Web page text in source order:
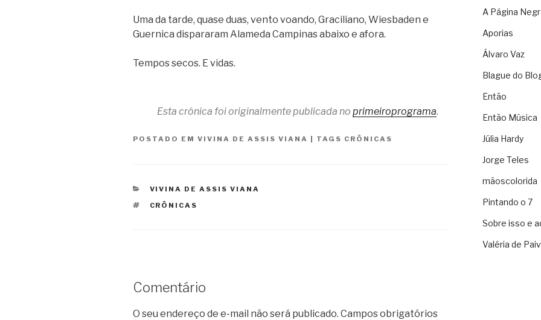
Uma da tarde, quase duas, vento voando, Graciliano, Wiesbaden e
Guernica dispararam Alameda Campinas abaixo e afora.
Tempos secos. E vidas.
Esta crônica foi originalmente publicada no primeiroprograma.
POSTADO EM VIVINA DE ASSIS VIANA | TAGS CRÔNICAS
CATEGORIAS
VIVINA DE ASSIS VIANA
TAGS
CRÔNICAS
Comentário
O seu endereço de e-mail não será publicado. Campos obrigatórios
A Página
Aporias
Álvaro Vaz
Blague do
Então
Então Música
Júlia Hardy
Jorge Teles
mãoscolorida
Pintando o 7
Sobre isso e
Valéria de